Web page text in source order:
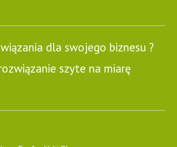
dla swojego biznesu ?
szyte na miarę